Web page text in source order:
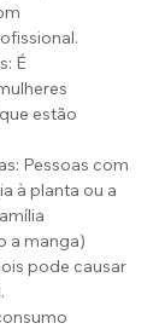
É
estão
Pessoas com
à planta ou a
a manga)
pode causar